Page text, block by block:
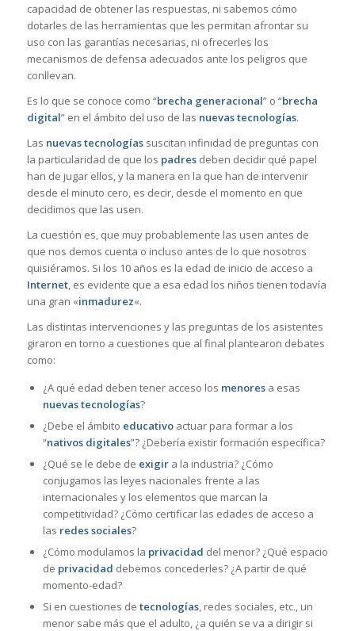
capacidad de obtener las respuestas, ni sabemos cómo
dotarles de las herramientas que les permitan afrontar su
uso con las garantías necesarias, ni ofrecerles los
mecanismos de defensa adecuados ante los peligros que
conllevan.
Es lo que se conoce como “brecha generacional” o “brecha
digital” en el ámbito del uso de las nuevas tecnologías.
Las nuevas tecnologíassuscitan infinidad de preguntas con
la particularidad de que los padresdeben decidir qué papel
han de jugar ellos, y la manera en la que han de intervenir
desde el minuto cero, es decir, desde el momento en que
decidimos que las usen.
La cuestión es, que muy probablemente las usen antes de
que nos demos cuenta o incluso antes de lo que nosotros
quisiéramos. Si los 10 años es la edad de inicio de acceso a
Internet, es evidente que a esa edad los niños tienen todavía
una gran «inmadurez«.
Las distintas intervenciones y las preguntas de los asistentes
giraron en torno a cuestiones que al final plantearon debates
como:
¿A qué edad deben tener acceso los menoresa esas
nuevas tecnologías?
¿Debe el ámbito educativoactuar para formar a los
“nativos digitales”? ¿Debería existir formación específica?
¿Qué se le debe de exigira la industria? ¿Cómo
conjugamos las leyes nacionales frente a las
internacionales y los elementos que marcan la
competitividad? ¿Cómo certificar las edades de acceso a
las redes sociales?
¿Cómo modulamos la privacidad del menor? ¿Qué espacio
de privacidad debemos concederles? ¿A partir de qué
momento-edad?
Si en cuestiones de tecnologías, redes sociales, etc., un
menor sabe más que el adulto, ¿a quién se va a dirigir si